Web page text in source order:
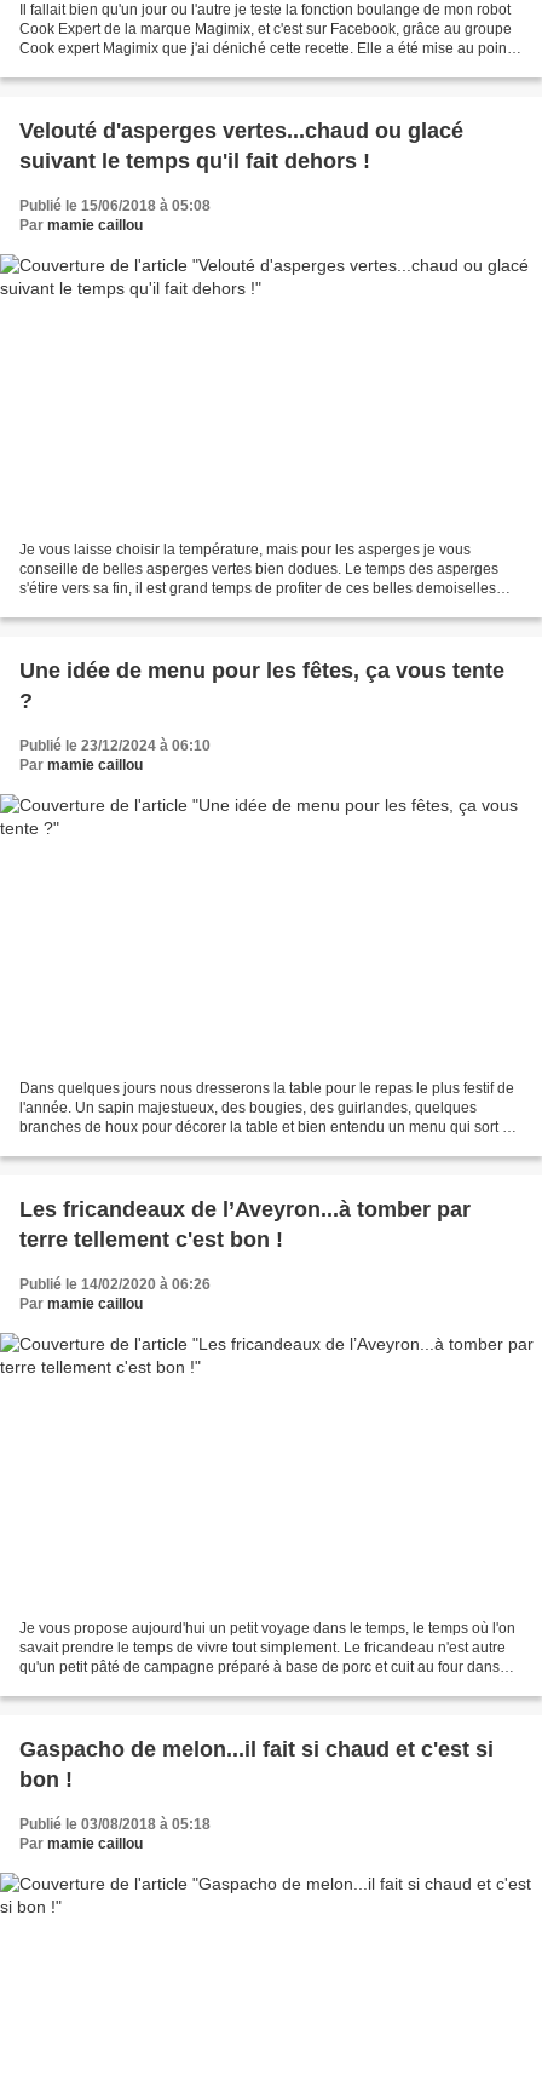
Il fallait bien qu'un jour ou l'autre je teste la fonction boulange de mon robot
Cook Expert de la marque Magimix, et c'est sur Facebook, grâce au groupe
Cook expert Magimix que j'ai déniché cette recette. Elle a été mise au point
Velouté d'asperges vertes...chaud ou glacé
suivant le temps qu'il fait dehors !
Publié le 15/06/2018 à 05:08
Par mamie caillou
Je vous laisse choisir la température, mais pour les asperges je vous
conseille de belles asperges vertes bien dodues. Le temps des asperges
s'étire vers sa fin, il est grand temps de profiter de ces belles demoiselles
Une idée de menu pour les fêtes, ça vous tente
?
Publié le 23/12/2024 à 06:10
Par mamie caillou
Dans quelques jours nous dresserons la table pour le repas le plus festif de
l'année. Un sapin majestueux, des bougies, des guirlandes, quelques
branches de houx pour décorer la table et bien entendu un menu qui sort de
Les fricandeaux de l’Aveyron...à tomber par
terre tellement c'est bon !
Publié le 14/02/2020 à 06:26
Par mamie caillou
Je vous propose aujourd'hui un petit voyage dans le temps, le temps où l'on
savait prendre le temps de vivre tout simplement. Le fricandeau n'est autre
qu'un petit pâté de campagne préparé à base de porc et cuit au four dans
Gaspacho de melon...il fait si chaud et c'est si
bon !
Publié le 03/08/2018 à 05:18
Par mamie caillou